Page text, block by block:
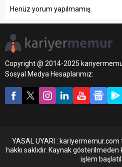
Henüz yorum yapılmamış.
Copyright @ 2014-2025
Sosyal Medya Hesaplarımız:
YASAL UYARI :
hakkı saklıdır. Kaynak
işlem